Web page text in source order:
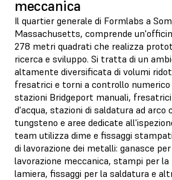
meccanica
Il quartier generale di Formlabs a
Massachusetts, comprende
278 metri quadrati che realizza
ricerca e sviluppo. Si tratta di un
altamente diversificata di volumi
fresatrici e torni a controllo
stazioni Bridgeport manuali,
d'acqua, stazioni di saldatura ad arco
tungsteno e aree dedicate
team utilizza dime e fissaggi
di lavorazione dei metalli: ganasce
lavorazione meccanica, stampi per la
lamiera, fissaggi per la saldatura e